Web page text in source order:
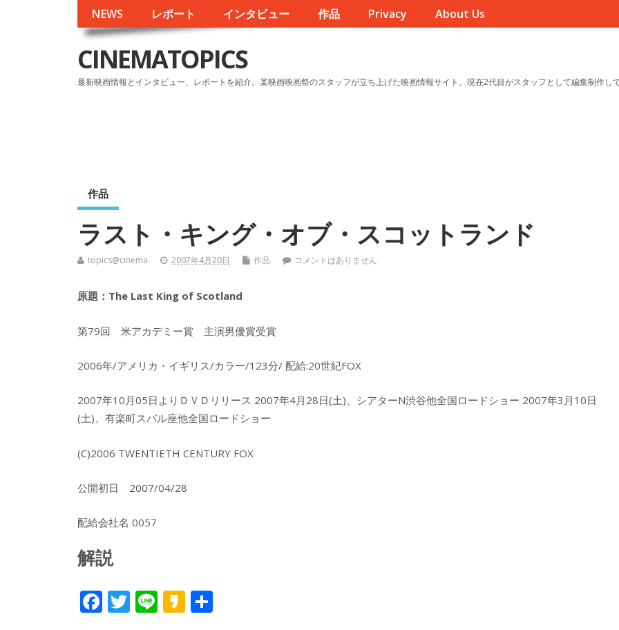
NEWS レポート インタビュー 作品 Privacy About Us
CINEMATOPICS
最新映画情報とインタビュー、レポートを紹介。某映画映画祭のスタッフが立ち上げた映画情報サイト。現在2代目がスタッフとして編集制作して
作品
ラスト・キング・オブ・スコットランド
topics@cinema 2007年4月20日 作品 コメントはありません
原題：The Last King of Scotland
第79回 米アカデミー賞 主演男優賞受賞
2006年/アメリカ・イギリス/カラー/123分/ 配給:20世紀FOX
2007年10月05日よりＤＶＤリリース 2007年4月28日(土)、シアターN渋谷他全国ロードショー 2007年3月10日
(土)、有楽町スバル座他全国ロードショー
(C)2006 TWENTIETH CENTURY FOX
公開初日 2007/04/28
配給会社名 0057
解説
F T Li K